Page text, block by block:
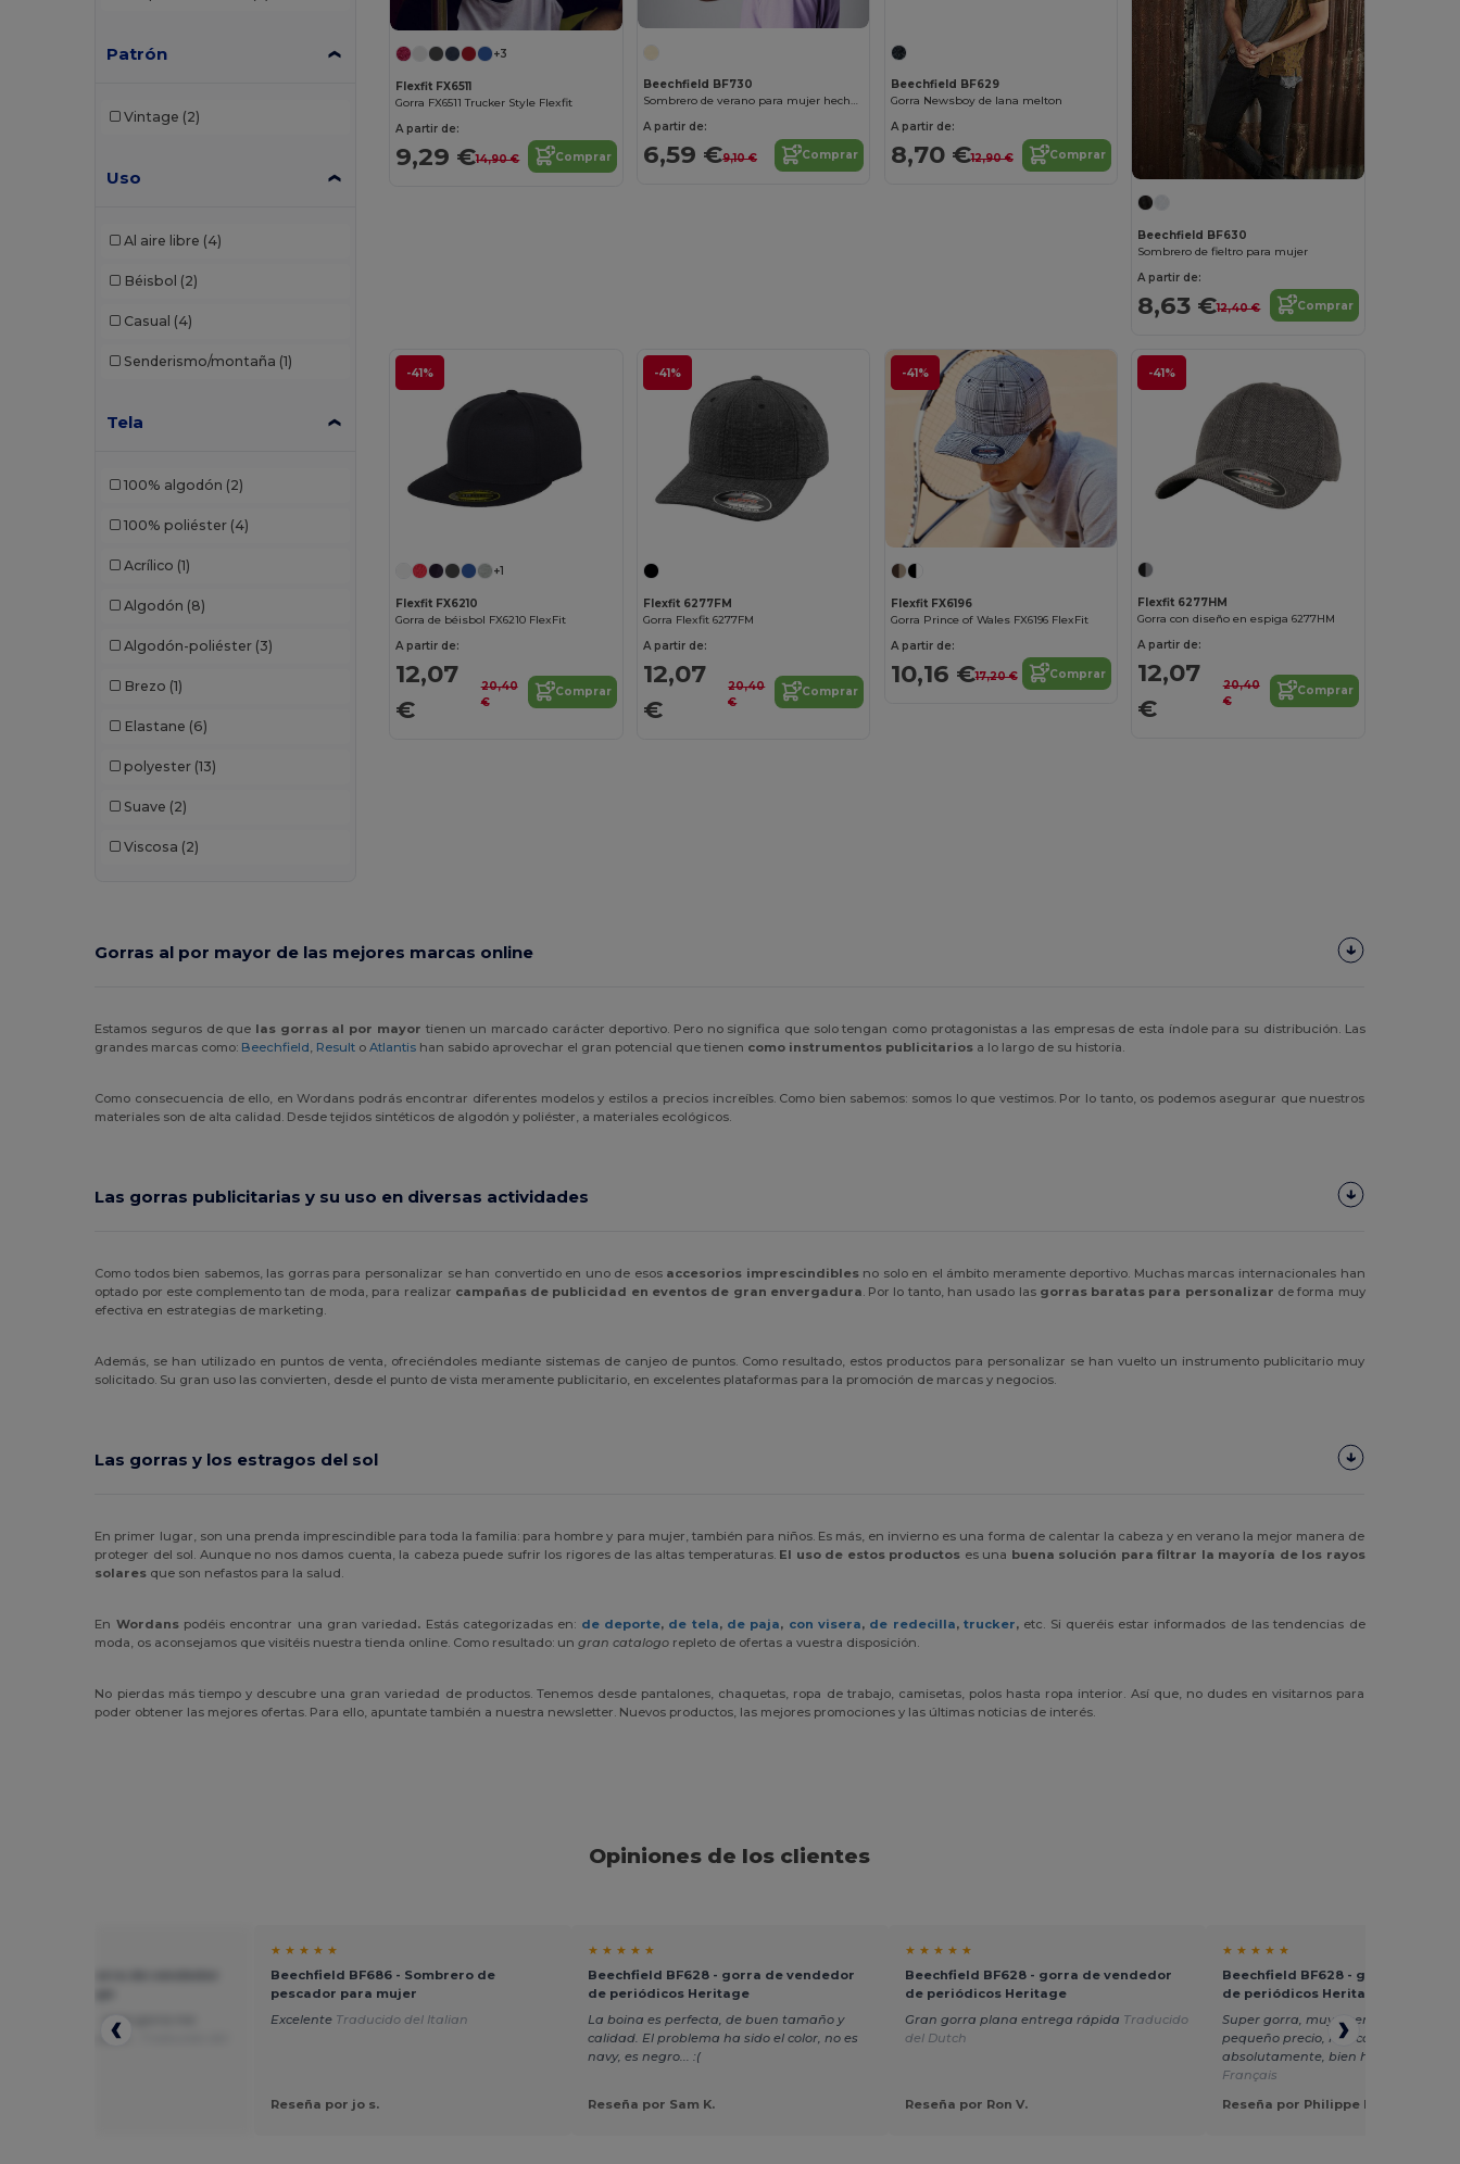
Patrón
Vintage (2)
Uso
Al aire libre (4)
Béisbol (2)
Casual (4)
Senderismo/montaña (1)
Tela
100% algodón (2)
100% poliéster (4)
Acrílico (1)
Algodón (8)
Algodón-poliéster (3)
Brezo (1)
Elastane (6)
polyester (13)
Suave (2)
Viscosa (2)
+3
Flexfit FX6511
Gorra FX6511 Trucker Style Flexfit
A partir de:
9,29 €14,90 € Comprar
Beechfield BF730
Sombrero de verano para mujer hecho a mano
A partir de:
6,59 €9,10 € Comprar
Beechfield BF629
Gorra Newsboy de lana melton
A partir de:
8,70 €12,90 € Comprar
Beechfield BF630
Sombrero de fieltro para mujer
A partir de:
8,63 €12,40 € Comprar
-41%
+1
Flexfit FX6210
Gorra de béisbol FX6210 FlexFit
A partir de:
12,07
€
20,40
€
Comprar
-41%
Flexfit 6277FM
Gorra Flexfit 6277FM
A partir de:
12,07
€
20,40
€
Comprar
-41%
Flexfit FX6196
Gorra Prince of Wales FX6196 FlexFit
A partir de:
10,16 €17,20 € Comprar
-41%
Flexfit 6277HM
Gorra con diseño en espiga 6277HM
A partir de:
12,07
€
20,40
€
Comprar
Gorras al por mayor de las mejores marcas online
Estamos seguros de que las gorras al por mayor tienen un marcado carácter deportivo. Pero no significa que solo tengan como protagonistas a las empresas de esta índole para su distribución. Las
grandes marcas como: Beechfield Result oAtlantis han sabido aprovechar el gran potencial que tienen como instrumentos publicitarios a lo largo de su historia.
Como consecuencia de ello, en Wordans podrás encontrar diferentes modelos y estilos a precios increíbles. Como bien sabemos: somos lo que vestimos. Por lo tanto, os podemos asegurar que nuestros
materiales son de alta calidad. Desde tejidos sintéticos de algodón y poliéster, a materiales ecológicos.
Las gorras publicitarias y su uso en diversas actividades
Como todos bien sabemos, las gorras para personalizar se han convertido en uno de esos accesorios imprescindiblesno solo en el ámbito meramente deportivo. Muchas marcas internacionales han
optado por este complemento tan de moda, para realizar campañas de publicidad en eventos de gran envergadura . Por lo tanto, han usado las gorras baratas para personalizar de forma muy
efectiva en estrategias de marketing.
Además, se han utilizado en puntos de venta, ofreciéndoles mediante sistemas de canjeo de puntos. Como resultado, estos productos para personalizar se han vuelto un instrumento publicitario muy
solicitado. Su gran uso las convierten, desde el punto de vista meramente publicitario, en excelentes plataformas para la promoción de marcas y negocios.
Las gorras y los estragos del sol
En primer lugar, son una prenda imprescindible para toda la familia: para hombre y para mujer, también para niños. Es más, en invierno es una forma de calentar la cabeza y en verano la mejor manera de
proteger del sol. Aunque no nos damos cuenta, la cabeza puede sufrir los rigores de las altas temperaturas. El uso de estos productos es una buena solución para filtrar la mayoría de los rayos
solares que son nefastos para la salud.
En Wordans podéis encontrar una gran variedad. Estás categorizadas en: de deporte, de tela, de paja, con visera, de redecilla,trucker, etc. Si queréis estar informados de las tendencias de
moda, os aconsejamos que visitéis nuestra tienda online. Como resultado: ungran catalogo repleto de ofertas a vuestra disposición.
No pierdas más tiempo y descubre una gran variedad de productos. Tenemos desde pantalones, chaquetas, ropa de trabajo, camisetas, polos hasta ropa interior. Así que, no dudes en visitarnos para
poder obtener las mejores ofertas. Para ello, apuntate también a nuestra newsletter. Nuevos productos, las mejores promociones y las últimas noticias de interés.
Opiniones de los clientes
gracias , esta gorra me
bien y muy bien .
★ ★ ★ ★ ★
Beechfield BF686 - Sombrero de
pescador para mujer
Excelente Traducido del Italian
Reseña por jo s.
★ ★ ★ ★ ★
Beechfield BF628 - gorra de vendedor
de periódicos Heritage
La boina es perfecta, de buen tamaño y
calidad. El problema ha sido el color, no es
navy, es negro... :(
Reseña por Sam K.
★ ★ ★ ★ ★
Beechfield BF628 - gorra de vendedor
de periódicos Heritage
Gran gorra plana entrega rápida Traducido
del Dutch
Reseña por Ron V.
★ ★ ★ ★ ★
Beechfield BF628 - gorra de
de periódicos Heritage
Super gorra, muy buena calidad
pequeño precio, lo recomiendo
absolutamente, bien hecho.
Français
Reseña por Philippe F.